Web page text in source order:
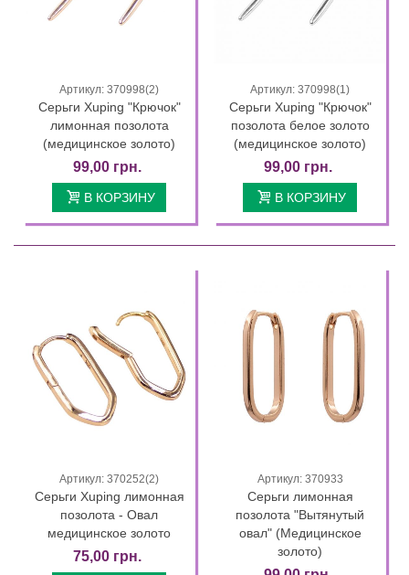
Артикул: 370998(2)
Серьги Xuping "Крючок"
лимонная позолота
(медицинское золото)
99,00 грн.
В КОРЗИНУ
Артикул: 370998(1)
Серьги Xuping "Крючок"
позолота белое золото
(медицинское золото)
99,00 грн.
В КОРЗИНУ
Артикул: 370252(2)
Серьги Xuping лимонная
позолота - Овал
медицинское золото
75,00 грн.
Артикул: 370933
Серьги лимонная
позолота "Вытянутый
овал" (Медицинское
золото)